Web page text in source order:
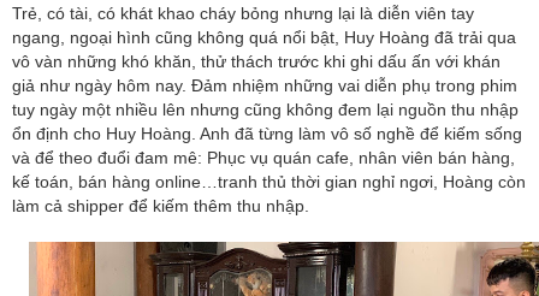
Trẻ, có tài, có khát khao cháy bỏng nhưng lại là diễn viên tay
ngang, ngoại hình cũng không quá nổi bật, Huy Hoàng đã trải qua
vô vàn những khó khăn, thử thách trước khi ghi dấu ấn với khán
giả như ngày hôm nay. Đảm nhiệm những vai diễn phụ trong phim
tuy ngày một nhiều lên nhưng cũng không đem lại nguồn thu nhập
ổn định cho Huy Hoàng. Anh đã từng làm vô số nghề để kiếm sống
và để theo đuổi đam mê: Phục vụ quán cafe, nhân viên bán hàng,
kế toán, bán hàng online…tranh thủ thời gian nghỉ ngơi, Hoàng còn
làm cả shipper để kiếm thêm thu nhập.